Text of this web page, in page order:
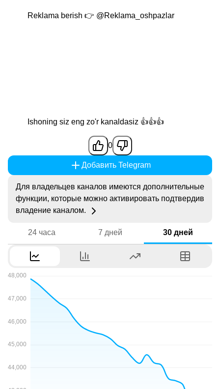
Reklama berish 👉 @Reklama_oshpazlar
Ishoning siz eng zo'r kanaldasiz 👍👍👍
0
Добавить Telegram
Для владельцев каналов имеются дополнительные
функции, которые можно активировать подтвердив
владение каналом.
24 часа 7 дней 30 дней